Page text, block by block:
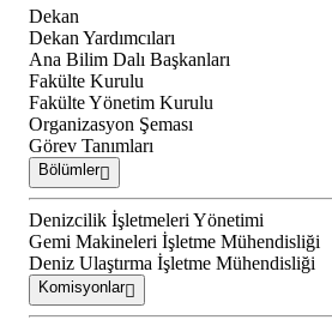
Dekan
Dekan Yardımcıları
Ana Bilim Dalı Başkanları
Fakülte Kurulu
Fakülte Yönetim Kurulu
Organizasyon Şeması
Görev Tanımları
Bölümler
Denizcilik İşletmeleri Yönetimi
Gemi Makineleri İşletme Mühendisliği
Deniz Ulaştırma İşletme Mühendisliği
Komisyonlar